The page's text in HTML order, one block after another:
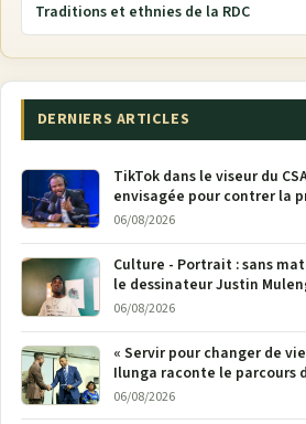
Traditions et ethnies de la RDC
DERNIERS ARTICLES
TikTok dans le viseur du
envisagée pour contrer la
M23
06/08/2026
Culture - Portrait : sans
le dessinateur Justin
poser son crayon
06/08/2026
« Servir pour changer de
Ilunga raconte le parcours
national Jethro Muyombi
06/08/2026